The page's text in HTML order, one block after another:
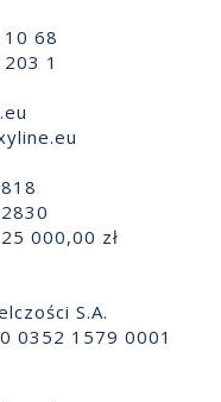
68
1
000,00 zł
S.A.
0352 1579 0001